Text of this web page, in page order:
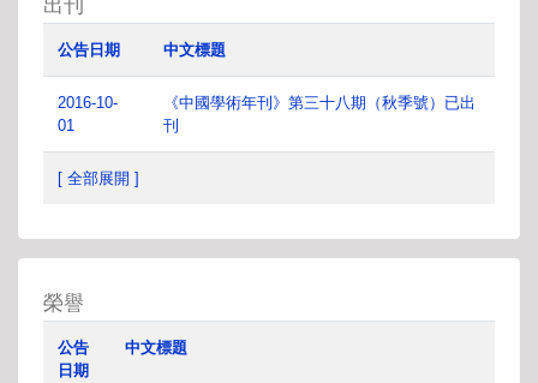
出刊
公告日期 中文標題
2016-10-
01
《中國學術年刊》第三十八期（秋季號）已出
刊
[ 全部展開 ]
榮譽
公告
日期
中文標題